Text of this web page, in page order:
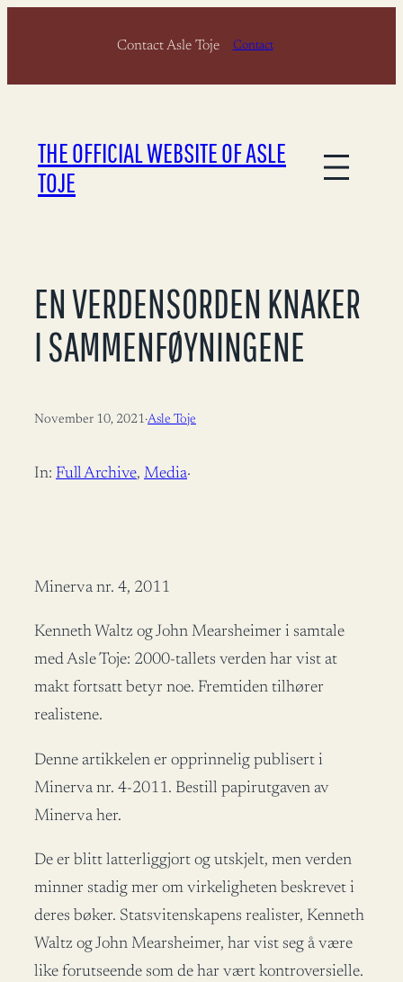
Contact Asle Toje Contact
THE OFFICIAL WEBSITE OF ASLE
TOJE
EN VERDENSORDEN KNAKER
I SAMMENFØYNINGENE
November 10, 2021·Asle Toje
In: Full Archive, Media·
Minerva nr. 4, 2011
Kenneth Waltz og John Mearsheimer i samtale
med Asle Toje: 2000-tallets verden har vist at
makt fortsatt betyr noe. Fremtiden tilhører
realistene.
Denne artikkelen er opprinnelig publisert i
Minerva nr. 4-2011. Bestill papirutgaven av
Minerva her.
De er blitt latterliggjort og utskjelt, men verden
minner stadig mer om virkeligheten beskrevet i
deres bøker. Statsvitenskapens realister, Kenneth
Waltz og John Mearsheimer, har vist seg å være
like forutseende som de har vært kontroversielle.